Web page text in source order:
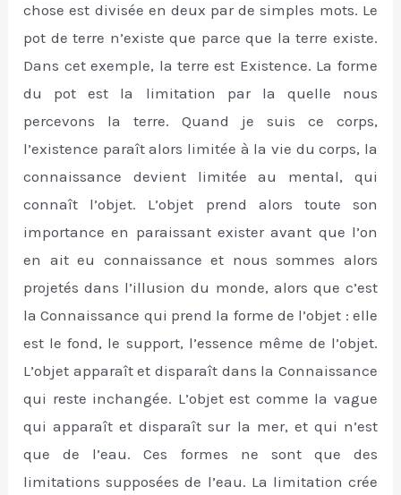
chose est divisée en deux par de simples mots. Le
pot de terre n’existe que parce que la terre existe.
Dans cet exemple, la terre est Existence. La forme
du pot est la limitation par la quelle nous
percevons la terre. Quand je suis ce corps,
l’existence paraît alors limitée à la vie du corps, la
connaissance devient limitée au mental, qui
connaît l’objet. L’objet prend alors toute son
importance en paraissant exister avant que l’on
en ait eu connaissance et nous sommes alors
projetés dans l’illusion du monde, alors que c’est
la Connaissance qui prend la forme de l’objet : elle
est le fond, le support, l’essence même de l’objet.
L’objet apparaît et disparaît dans la Connaissance
qui reste inchangée. L’objet est comme la vague
qui apparaît et disparaît sur la mer, et qui n’est
que de l’eau. Ces formes ne sont que des
limitations supposées de l’eau. La limitation crée